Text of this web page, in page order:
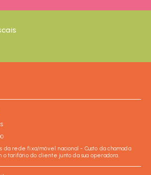
da rede fixa/móvel nacional - Custo da chamada
o tarifário do cliente junto da sua operadora.